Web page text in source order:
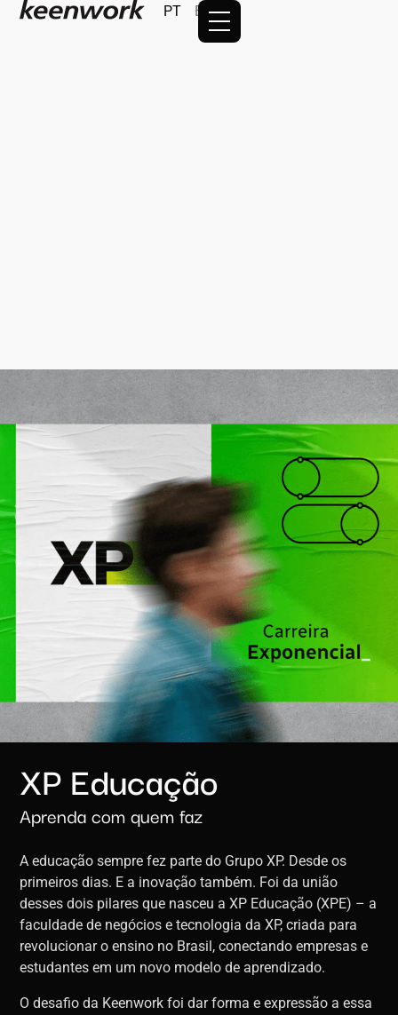
PT EN
XP Educação
Aprenda com quem faz
A educação sempre fez parte do Grupo XP. Desde os
primeiros dias. E a inovação também. Foi da união
desses dois pilares que nasceu a XP Educação (XPE) – a
faculdade de negócios e tecnologia da XP, criada para
revolucionar o ensino no Brasil, conectando empresas e
estudantes em um novo modelo de aprendizado.
O desafio da Keenwork foi dar forma e expressão a essa